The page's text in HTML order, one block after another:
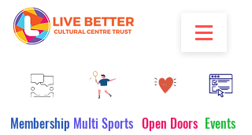
Multi Sports Open Doors Events
Membership